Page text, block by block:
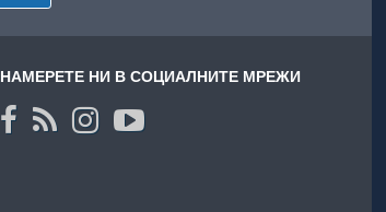
НАМЕРЕТЕ НИ В СОЦИАЛНИТЕ МРЕЖИ